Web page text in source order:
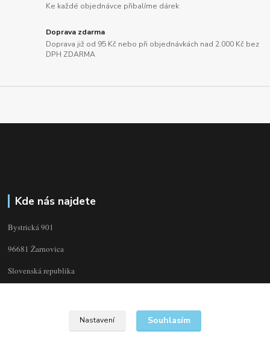
Ke každé objednávce přibalíme dárek
Doprava zdarma
Doprava již od 95 Kč nebo při objednávkách nad 2.000 Kč bez
DPH ZDARMA
Kde nás najdete
Bystrická 901
96681 Žarnovica
Slovenská republika
Nastavení Souhlasím